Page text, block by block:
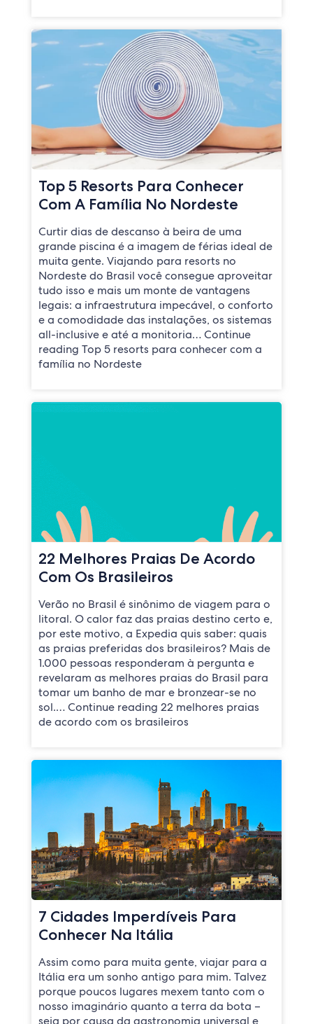
Top 5 Resorts Para Conhecer
Com A Família No Nordeste
Curtir dias de descanso à beira de uma
grande piscina é a imagem de férias ideal de
muita gente. Viajando para resorts no
Nordeste do Brasil você consegue aproveitar
tudo isso e mais um monte de vantagens
legais: a infraestrutura impecável, o conforto
e a comodidade das instalações, os sistemas
all-inclusive e até a monitoria… Continue
reading Top 5 resorts para conhecer com a
família no Nordeste
22 Melhores Praias De Acordo
Com Os Brasileiros
Verão no Brasil é sinônimo de viagem para o
litoral. O calor faz das praias destino certo e,
por este motivo, a Expedia quis saber: quais
as praias preferidas dos brasileiros? Mais de
1.000 pessoas responderam à pergunta e
revelaram as melhores praias do Brasil para
tomar um banho de mar e bronzear-se no
sol.… Continue reading 22 melhores praias
de acordo com os brasileiros
7 Cidades Imperdíveis Para
Conhecer Na Itália
Assim como para muita gente, viajar para a
Itália era um sonho antigo para mim. Talvez
porque poucos lugares mexem tanto com o
nosso imaginário quanto a terra da bota –
seja por causa da gastronomia universal e